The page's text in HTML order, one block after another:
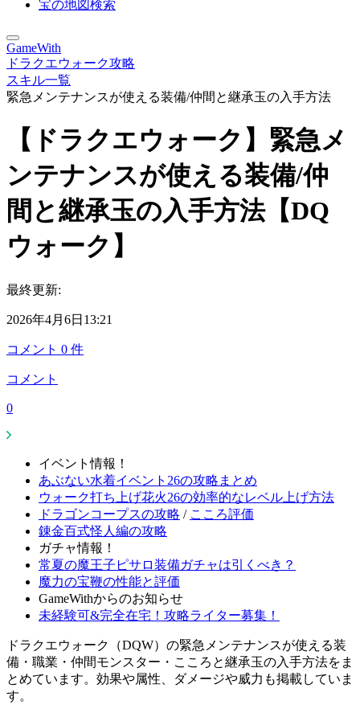
宝の地図検索
GameWith
ドラクエウォーク攻略
スキル一覧
緊急メンテナンスが使える装備/仲間と継承玉の入手方法
【ドラクエウォーク】緊急メ
ンテナンスが使える装備/仲
間と継承玉の入手方法【DQ
ウォーク】
最終更新:
2026年4月6日13:21
コメント 0 件
コメント
0
イベント情報！
あぶない水着イベント26の攻略まとめ
ウォーク打ち上げ花火26の効率的なレベル上げ方法
ドラゴンコープスの攻略 / こころ評価
錬金百式怪人編の攻略
ガチャ情報！
常夏の魔王子ピサロ装備ガチャは引くべき？
魔力の宝鞭の性能と評価
GameWithからのお知らせ
未経験可&完全在宅！攻略ライター募集！
ドラクエウォーク（DQW）の緊急メンテナンスが使える装
備・職業・仲間モンスター・こころと継承玉の入手方法をま
とめています。効果や属性、ダメージや威力も掲載していま
す。